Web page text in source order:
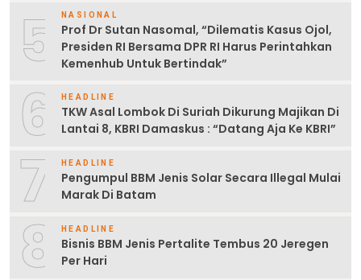
5 NASIONAL
Prof Dr Sutan Nasomal, “Dilematis Kasus Ojol,
Presiden RI Bersama DPR RI Harus Perintahkan
Kemenhub Untuk Bertindak”
6 HEADLINE
TKW Asal Lombok Di Suriah Dikurung Majikan Di
Lantai 8, KBRI Damaskus : “Datang Aja Ke KBRI”
7 HEADLINE
Pengumpul BBM Jenis Solar Secara Illegal Mulai
Marak Di Batam
8 HEADLINE
Bisnis BBM Jenis Pertalite Tembus 20 Jeregen
Per Hari